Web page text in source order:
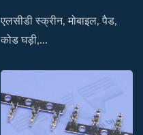
एलसीडी स्क्रीन, मोबाइल, पैड,
कोड घड़ी,...